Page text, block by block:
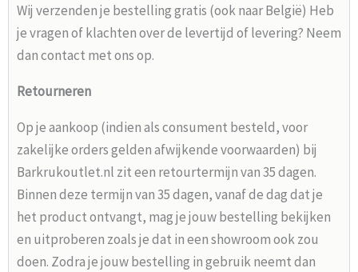
Wij verzenden je bestelling gratis (ook naar België) Heb
je vragen of klachten over de levertijd of levering? Neem
dan contact met ons op.
Retourneren
Op je aankoop (indien als consument besteld, voor
zakelijke orders gelden afwijkende voorwaarden) bij
Barkrukoutlet.nl zit een retourtermijn van 35 dagen.
Binnen deze termijn van 35 dagen, vanaf de dag dat je
het product ontvangt, mag je jouw bestelling bekijken
en uitproberen zoals je dat in een showroom ook zou
doen. Zodra je jouw bestelling in gebruik neemt dan